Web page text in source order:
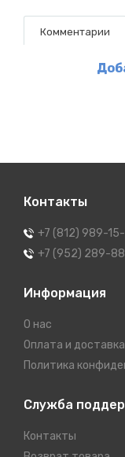
Комментарии
Контакты
+7 (812) 989-
+7 (952) 289-
Информация
О нас
Оплата и доставка
Политика
Служба
Контакты